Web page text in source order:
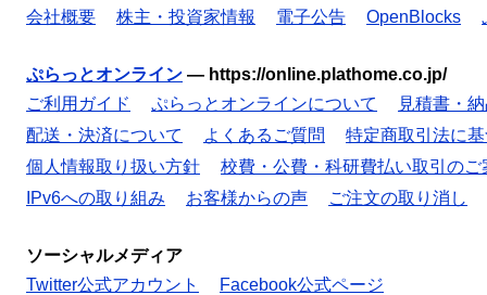
会社概要
株主・投資家情報 電子公告 OpenBlocks
ぷらっとオンライン — https://online.plathome.co.jp/
ご利用ガイド
ぷらっとオンラインについて
見積書・
配送・決済について
よくあるご質問
特定商取引法に
個人情報取り扱い方針
校費・公費・科研費払い取引のご
IPv6への取り組み
お客様からの声 ご注文の取り消し
ソーシャルメディア
Twitter公式アカウント
Facebook公式ページ